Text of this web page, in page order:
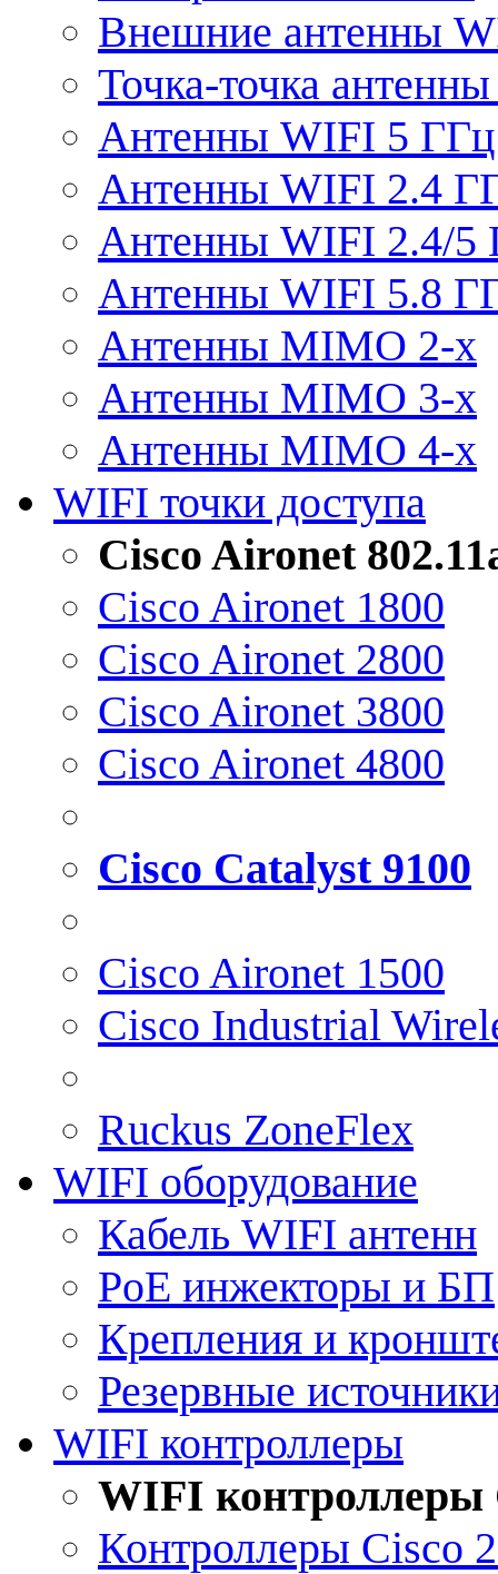
Внешние антенны
Точка-точка
Антенны WIFI 5 ГГц
Антенны WIFI 2.4
Антенны WIFI 2.4/5
Антенны WIFI 5.8
Антенны MIMO 2-x
Антенны MIMO 3-x
Антенны MIMO 4-x
WIFI точки доступа
Cisco Aironet
Cisco Aironet 1800
Cisco Aironet 2800
Cisco Aironet 3800
Cisco Aironet 4800
Cisco Catalyst 9100
Cisco Aironet 1500
Cisco Industrial
Ruckus ZoneFlex
WIFI оборудование
Кабель WIFI антенн
PoE инжекторы и БП
Крепления и
Резервные
WIFI контроллеры
WIFI контроллеры
Контроллеры Cisco